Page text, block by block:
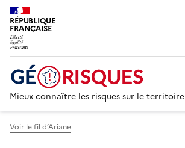
RÉPUBLIQUE
FRANÇAISE
Mieux connaître les risques sur le territoire
Voir le fil d’Ariane